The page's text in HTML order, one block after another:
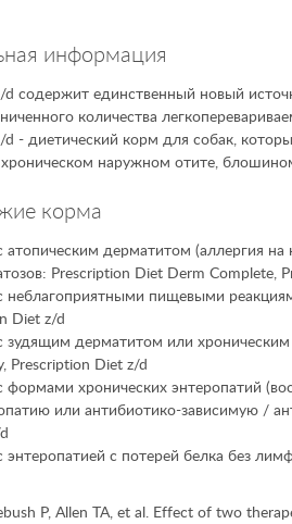
информация
d содержит единственный новый
количества
d - диетический корм для собак,
наружном отите,
корма
атопическим дерматитом (аллергия
Prescription Diet Derm Complete,
неблагоприятными пищевыми
Diet z/d
зудящим дерматитом или
Prescription Diet z/d
формами хронических энтеропатий
или антибиотико-зависимую /
с потерей белка без
P, Allen TA, et al. Effect of two